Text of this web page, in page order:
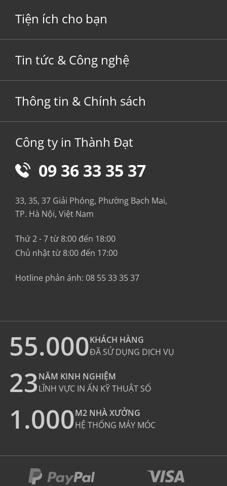
Tiện ích cho bạn
Tin tức & Công nghệ
Thông tin & Chính sách
Công ty in Thành Đạt
09 36 33 35 37
33, 35, 37 Giải Phóng, Phường Bạch Mai,
TP. Hà Nội, Việt Nam
Thứ 2 - 7 từ 8:00 đến 18:00
Chủ nhật từ 8:00 đến 17:00
Hotline phản ánh: 08 55 33 35 37
55.000KHÁCH HÀNG
ĐÃ SỬ DỤNG DỊCH VỤ
23NĂM KINH NGHIỆM
LĨNH VỰC IN ẤN KỸ THUẬT SỐ
1.000M2 NHÀ XƯỞNG
HỆ THỐNG MÁY MÓC